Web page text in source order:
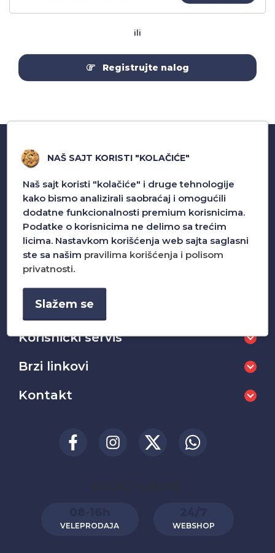
ili
Registrujte nalog
S Mobile Design bavi se uvozom i veleprodajom
pratece opreme za mobilne telefone.
Korisnički servis
Brzi linkovi
Kontakt
RADNO VREME:
VELEPRODAJA WEBSHOP
NAŠ SAJT KORISTI "KOLAČIĆE"
Naš sajt koristi "kolačiće" i druge tehnologije
kako bismo analizirali saobraćaj i omogućili
dodatne funkcionalnosti premium korisnicima.
Podatke o korisnicima ne delimo sa trećim
licima. Nastavkom korišćenja web sajta saglasni
ste sa našim pravilima korišćenja i polisom
privatnosti.
Slažem se